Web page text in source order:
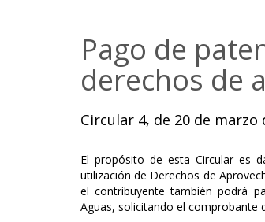
Pago de
derechos de
Circular 4, de 20 de marzo
El propósito de esta Circular es
utilización de Derechos de
el contribuyente también podrá
Aguas, solicitando el comprobante